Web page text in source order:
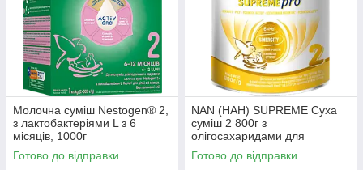
Молочна суміш Nestogen® 2,
з лактобактеріями L з 6
місяців, 1000г
Готово до відправки
NAN (НАН) SUPREME Суха
суміш 2 800г з
олігосахаридами для
харчування дітей з
народження.
Готово до відправки